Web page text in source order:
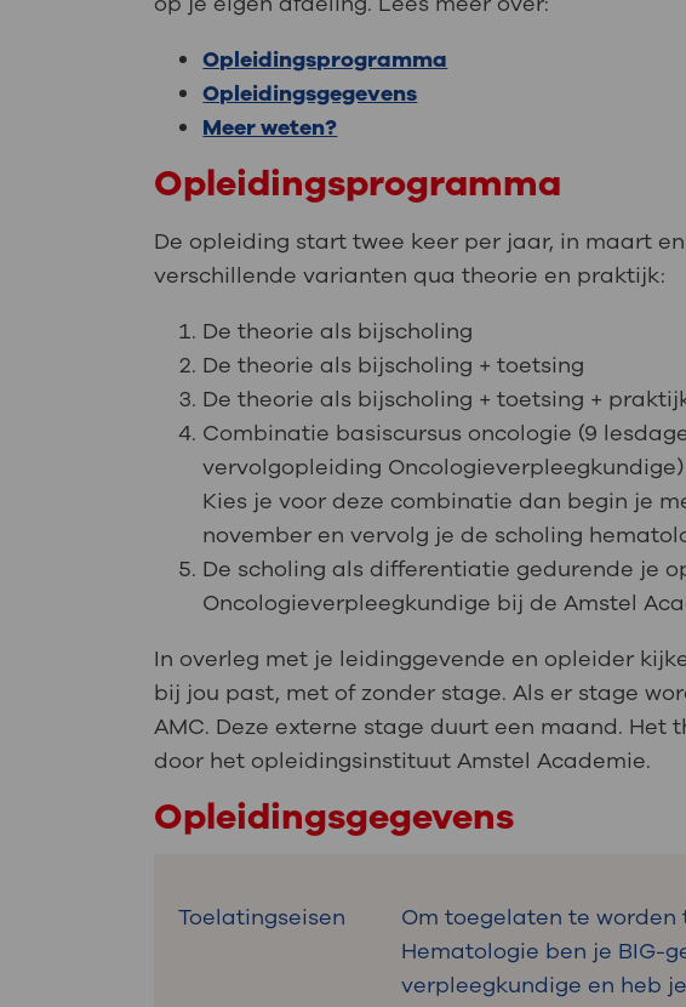
Opleidingsprogramma
Opleidingsgegevens
Meer weten?
Opleidingsprogramma
De opleiding start twee keer per jaar, in maart
verschillende varianten qua theorie en praktijk:
De theorie als bijscholing
De theorie als bijscholing + toetsing
De theorie als bijscholing + toetsing +
Combinatie basiscursus oncologie (9
vervolgopleiding
Kies je voor deze combinatie dan begin je
november en vervolg je de scholing
De scholing als differentiatie gedurende je
Oncologieverpleegkundige bij de Amstel
In overleg met je leidinggevende en opleider
bij jou past, met of zonder stage. Als er stage
AMC. Deze externe stage duurt een maand. Het
door het opleidingsinstituut Amstel Academie.
Opleidingsgegevens
Toelatingseisen
Om toegelaten te
Hematologie ben je BIG-
verpleegkundige en heb